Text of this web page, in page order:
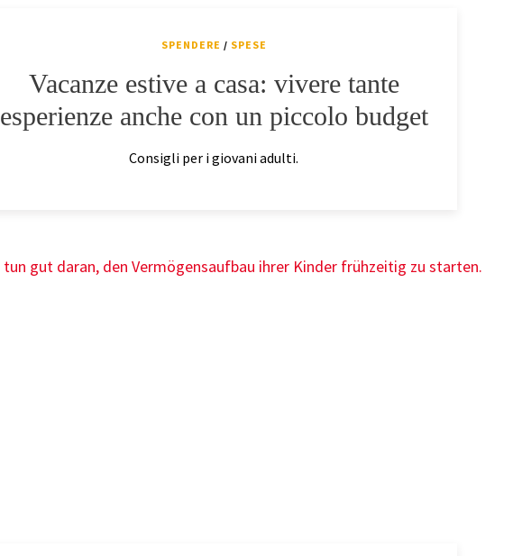
SPENDERE / SPESE
Vacanze estive a casa: vivere tante
esperienze anche con un piccolo budget
Consigli per i giovani adulti.